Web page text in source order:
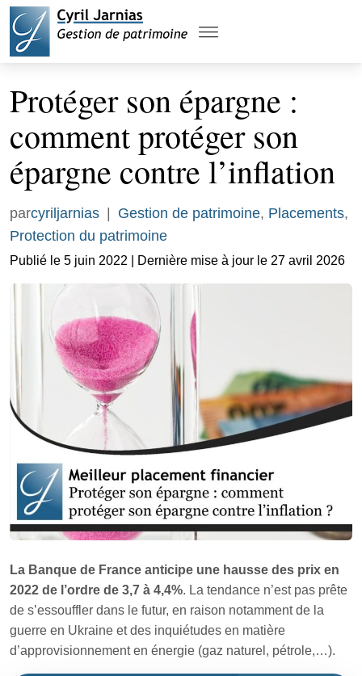
Protéger son épargne :
comment protéger son
épargne contre l’inflation
parcyriljarnias Gestion de patrimoine, Placements,
Protection du patrimoine
Publié le 5 juin 2022 | Dernière mise à jour le 27 avril 2026
La Banque de France anticipe une hausse des prix en
2022 de l’ordre de 3,7 à 4,4%. La tendance n’est pas prête
de s’essouffler dans le futur, en raison notamment de la
guerre en Ukraine et des inquiétudes en matière
d’approvisionnement en énergie (gaz naturel, pétrole,…).